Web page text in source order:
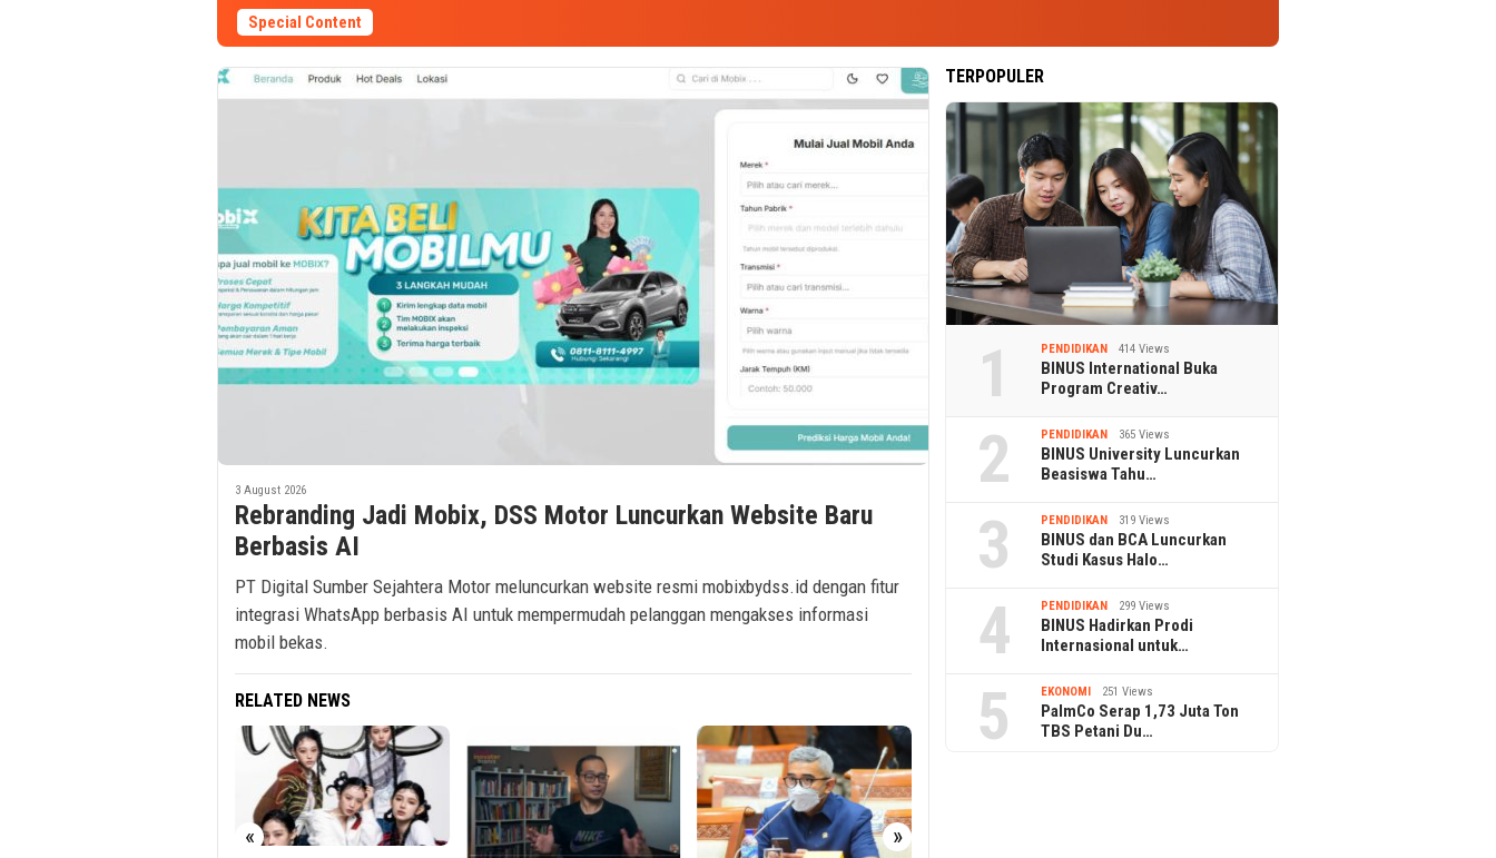
Special Content
3 August 2026
Rebranding Jadi Mobix, DSS Motor Luncurkan Website Baru
Berbasis AI
PT Digital Sumber Sejahtera Motor meluncurkan website resmi mobixbydss.id dengan fitur
integrasi WhatsApp berbasis AI untuk mempermudah pelanggan mengakses informasi
mobil bekas.
RELATED NEWS
« »
TERPOPULER
1 PENDIDIKAN 414 Views
BINUS International Buka
Program Creativ…
2 PENDIDIKAN 365 Views
BINUS University Luncurkan
Beasiswa Tahu…
3 PENDIDIKAN 319 Views
BINUS dan BCA Luncurkan
Studi Kasus Halo…
4 PENDIDIKAN 299 Views
BINUS Hadirkan Prodi
Internasional untuk…
5 EKONOMI 251 Views
PalmCo Serap 1,73 Juta Ton
TBS Petani Du…